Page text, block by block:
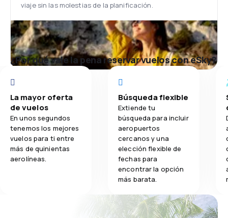
viaje sin las molestias de la planificación.
¿Por qué vale la pena reservar vuelos con eSky?
La mayor oferta
de vuelos
En unos segundos
tenemos los mejores
vuelos para ti entre
más de quinientas
aerolíneas.
Búsqueda flexible
Extiende tu
búsqueda para incluir
aeropuertos
cercanos y una
elección flexible de
fechas para
encontrar la opción
más barata.